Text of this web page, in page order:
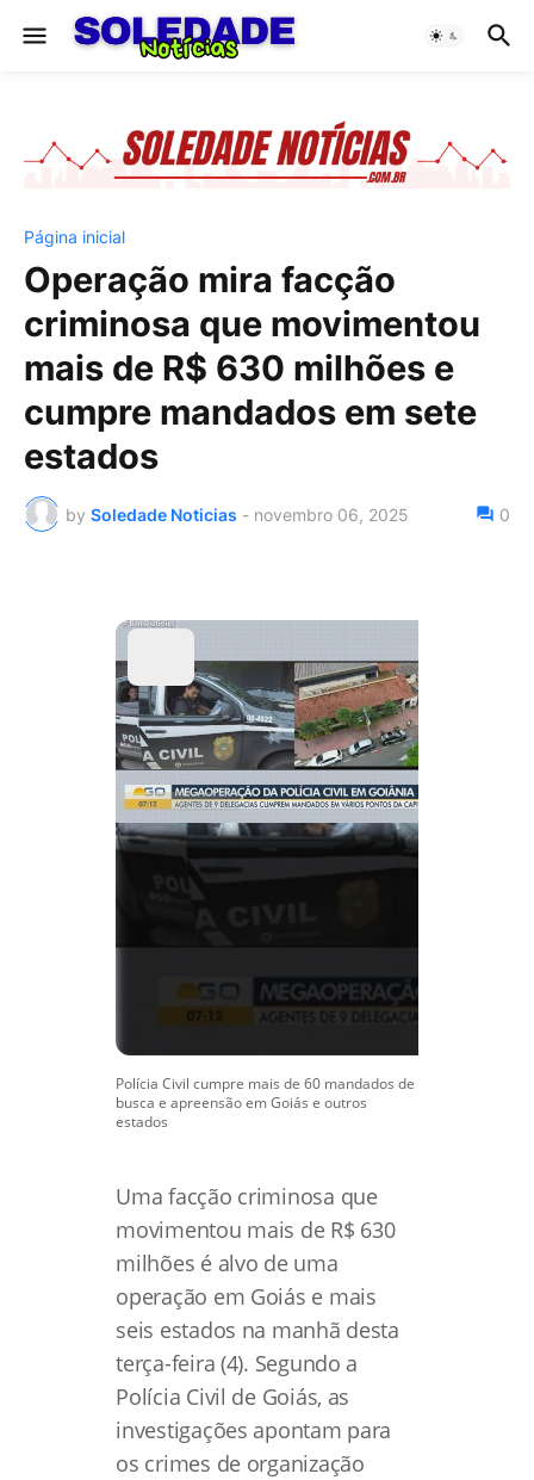
Página inicial
Operação mira facção
criminosa que movimentou
mais de R$ 630 milhões e
cumpre mandados em sete
estados
by Soledade Noticias - novembro 06, 2025 0
Polícia Civil cumpre mais de 60 mandados de
busca e apreensão em Goiás e outros
estados
Uma facção criminosa que
movimentou mais de R$ 630
milhões é alvo de uma
operação em Goiás e mais
seis estados na manhã desta
terça-feira (4). Segundo a
Polícia Civil de Goiás, as
investigações apontam para
os crimes de organização